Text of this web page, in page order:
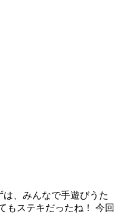
、みんなで手遊びうた
もステキだったね！ 今回